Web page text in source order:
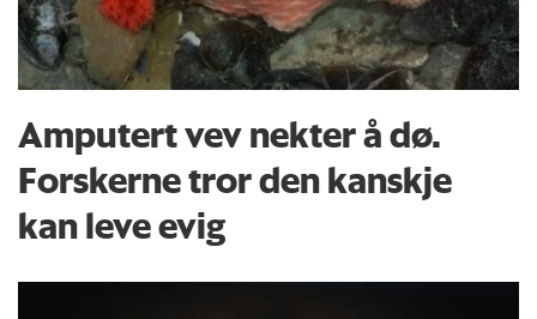
Amputert vev nekter å dø.
Forskerne tror den kanskje
kan leve evig